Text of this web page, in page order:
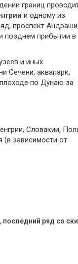
границ
и одному из
проспект Андраши,
позднем прибытии в
и иных
Сечени, аквапарк,
по Дунаю за
Словакии,
зависимости от
последний ряд со